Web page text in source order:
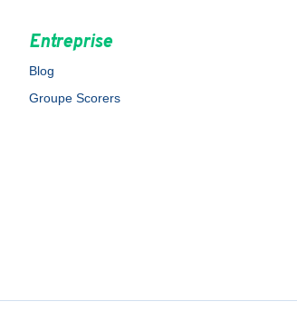
Entreprise
Blog
Groupe Scorers